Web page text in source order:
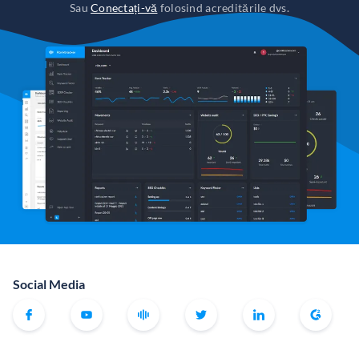
SauConectați-vă folosind acreditările dvs.
Social Media